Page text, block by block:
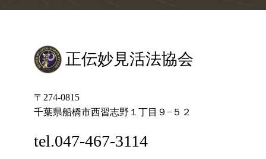
正伝妙見活法協会
〒274-0815
千葉県船橋市西習志野１丁目９−５２
tel.047-467-3114